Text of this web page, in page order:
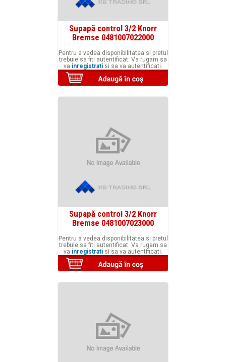
Supapă control 3/2 Knorr
Bremse 0481007022000
Pentru a vedea disponibilitatea si pretul
trebuie sa fiti autentificat. Va rugam sa
va inregistrati si sa va autentificati.
Supapă control 3/2 Knorr
Bremse 0481007023000
Pentru a vedea disponibilitatea si pretul
trebuie sa fiti autentificat. Va rugam sa
va inregistrati si sa va autentificati.